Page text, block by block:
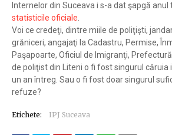
Internelor din Suceava i s-a dat şapgă
statisticile oficiale
Voi ce credeţi, dintre miile de poliţişti,
grăniceri, angajaţi la Cadastru, Permise,
Paşapoarte, Oficiul de Imigranţi,
de poliţist din Liteni o fi fost singurul căruia
un an întreg. Sau o fi fost doar singurul
refuze?
Etichete: IPJ Suceava